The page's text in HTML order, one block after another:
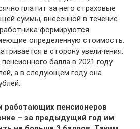
платит за него страховые
суммы, внесенной в течение
формируются
определенную стоимость.
в сторону увеличения.
балла в 2021 году
а в следующем году она
работающих пенсионеров
– за предыдущий год им